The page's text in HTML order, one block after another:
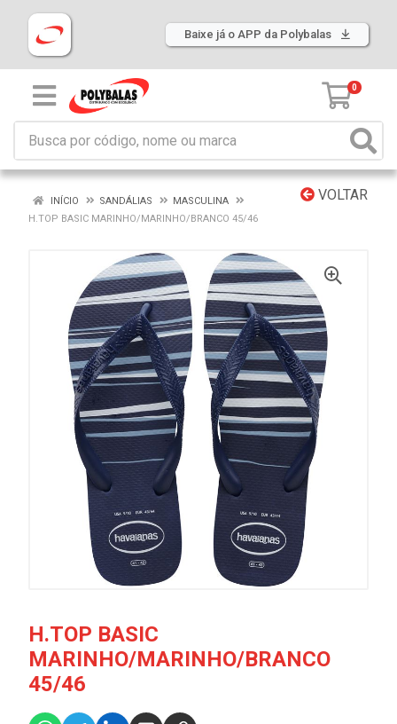
Baixe já o APP da Polybalas
0
VOLTAR
INÍCIO SANDÁLIAS
MASCULINA
H.TOP BASIC MARINHO/MARINHO/BRANCO 45/46
H.TOP BASIC
MARINHO/MARINHO/BRANCO
45/46